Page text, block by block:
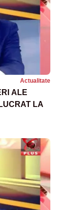
Actualitate
ALE
LA